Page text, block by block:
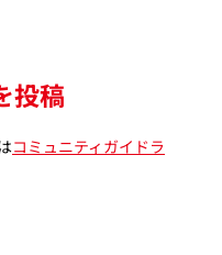
投稿
コミュニティガイドラ